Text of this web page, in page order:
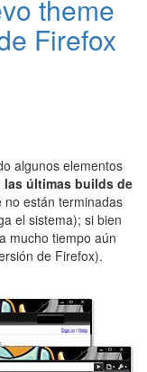
theme
Firefox
algunos elementos
las últimas builds de
no están terminadas
el sistema); si bien
mucho tiempo aún
de Firefox).